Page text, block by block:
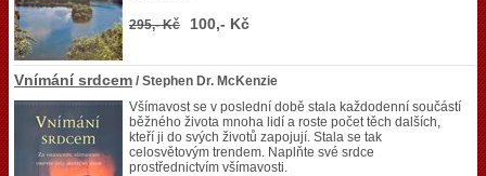
295,- Kč 100,- Kč
Vnímání srdcem / Stephen Dr. McKenzie
Všímavost se v poslední době stala každodenní součástí
běžného života mnoha lidí a roste počet těch dalších,
kteří ji do svých životů zapojují. Stala se tak
celosvětovým trendem. Naplňte své srdce
prostřednictvím všímavosti.